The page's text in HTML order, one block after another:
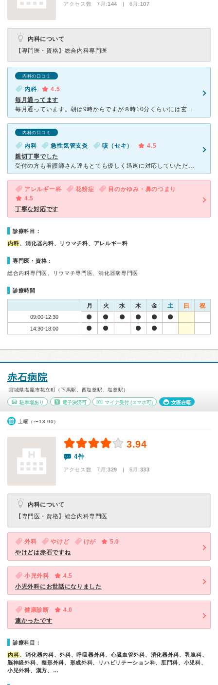
アクセス数 7月:144 | 6月:107
内科について
【専門医・資格】 総合内科専門医
内科の口コミ
内科
4.5
毎月通ってます
毎月通っています。朝は9時からですが８時10分くらいには玄関など開けてくれています。寒い冬など親切だと思いました。 病院の中は綺麗です。看護婦さん、受付の方の対応はいいです。 先生はとても気さくで
内科の口コミ
内科 急性気管支炎 咳（セキ）
4.5
親切丁寧でした
受付の方も看護師さん達もとても優しく迅速に対応していただきました。先生はさっぱりとした男性で淡々と診察いただきましたが、不快なことは一切無く説明もとてもわかりやすかったです。患者さんはご年配の方が多い
アレルギー科 花粉症
目のかゆみ・鼻のつまり
4.5
丁寧な対応です
診療科目：
内科、消化器内科、リウマチ科、アレルギー科
専門医・資格：
総合内科専門医、リウマチ専門医、消化器病専門医
診療時間
月 火 水 木 金 土 日 祝
09:00-12:30
14:30-18:00
赤石病院
宮城県塩竈市花立町（下馬駅、西塩釜駅、塩釜駅）
駐車場あり 電子決済可 マイナ受付 (スマホ可) 女医在籍
土曜（〜13:00）
3.94
4件
アクセス数 7月:329 | 6月:333
内科について
【専門医・資格】 総合内科専門医
外科 やけど けが
5.0
やけどは赤石ですね
小児外科
4.5
小児外科にお世話になりました
健康診断
4.0
速かったです
診療科目：
内科、消化器内科、外科、呼吸器外科、心臓血管外科、消化器外科、乳腺科、
脳神経外科、整形外科、形成外科、リハビリテーション科、肛門科、小児科、
小児外科、漢方、…